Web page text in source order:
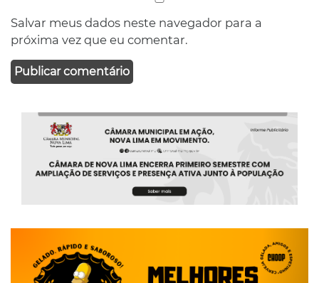
Salvar meus dados neste navegador para a
próxima vez que eu comentar.